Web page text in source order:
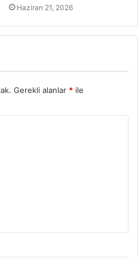
Haziran 21, 2026
Gerekli alanlar * ile